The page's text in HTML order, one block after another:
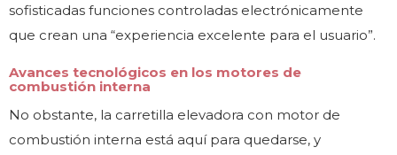
sofisticadas funciones controladas electrónicamente
que crean una “experiencia excelente para el usuario”.
Avances tecnológicos en los motores de
combustión interna
No obstante, la carretilla elevadora con motor de
combustión interna está aquí para quedarse, y